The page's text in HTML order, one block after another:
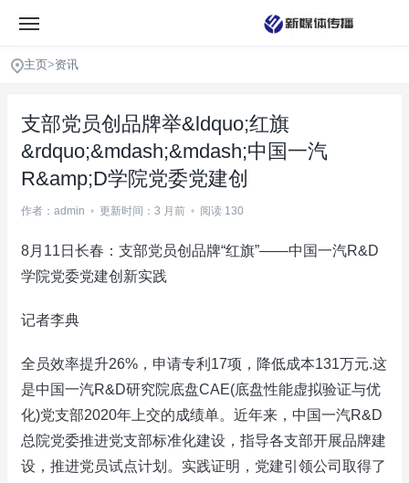
主页>资讯
支部党员创品牌举&ldquo;红旗
&rdquo;&mdash;&mdash;中国一汽
R&amp;D学院党委党建创
作者：admin • 更新时间：3 月前 • 阅读 130
8月11日长春：支部党员创品牌“红旗”——中国一汽R&D
学院党委党建创新实践
记者李典
全员效率提升26%，申请专利17项，降低成本131万元.这
是中国一汽R&D研究院底盘CAE(底盘性能虚拟验证与优
化)党支部2020年上交的成绩单。近年来，中国一汽R&D
总院党委推进党支部标准化建设，指导各支部开展品牌建
设，推进党员试点计划。实践证明，党建引领公司取得了